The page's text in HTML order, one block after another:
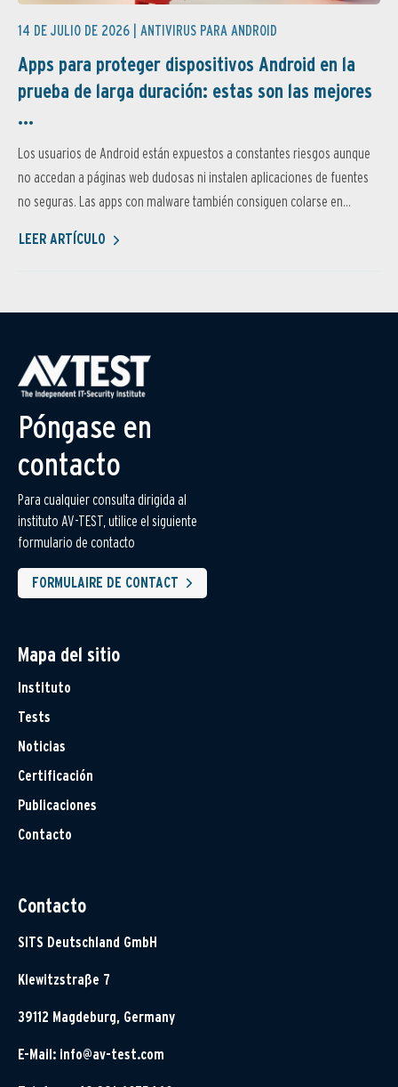
14 DE JULIO DE 2026 | ANTIVIRUS PARA ANDROID
Apps para proteger dispositivos Android en la
prueba de larga duración: estas son las mejores
...
Los usuarios de Android están expuestos a constantes riesgos aunque
no accedan a páginas web dudosas ni instalen aplicaciones de fuentes
no seguras. Las apps con malware también consiguen colarse en...
LEER ARTÍCULO
Póngase en
contacto
Para cualquier consulta dirigida al
instituto AV-TEST, utilice el siguiente
formulario de contacto
FORMULAIRE DE CONTACT
Mapa del sitio
Instituto
Tests
Noticias
Certificación
Publicaciones
Contacto
Contacto
SITS Deutschland GmbH
Klewitzstraße 7
39112 Magdeburg, Germany
E-Mail: info@av-test.com